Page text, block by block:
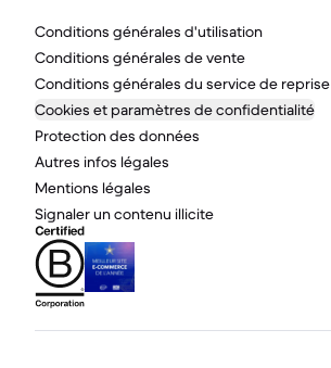
Conditions générales d'utilisation
Conditions générales de vente
Conditions générales du service de reprise
Cookies et paramètres de confidentialité
Protection des données
Autres infos légales
Mentions légales
Signaler un contenu illicite